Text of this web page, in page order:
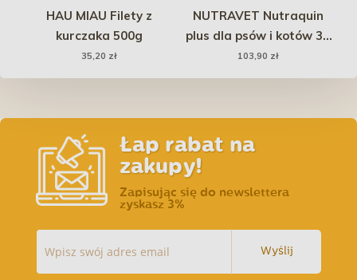
HAU MIAU Filety z
kurczaka 500g
35,20 zł
NUTRAVET Nutraquin
plus dla psów i kotów 30
kaps.
103,90 zł
Łap rabat na
zakupy!
Zapisując się do newslettera
zyskasz 3%
Wyślij